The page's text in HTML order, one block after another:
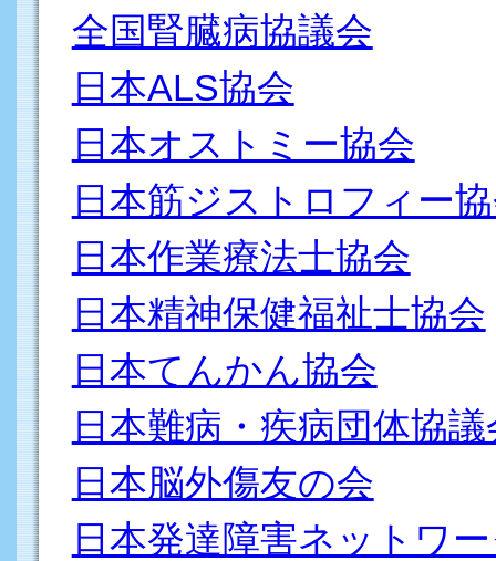
全国腎臓病協議会
日本ALS協会
日本オストミー協会
日本筋ジストロフィー
日本作業療法士協会
日本精神保健福祉士協会
日本てんかん協会
日本難病・疾病団体協議
日本脳外傷友の会
日本発達障害ネットワ